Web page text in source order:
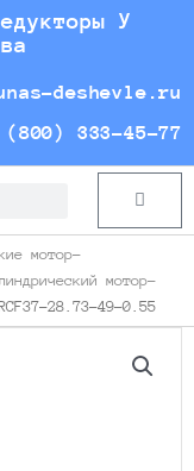
У
deshevle.ru
(800) 333-45-77
Cart
мотор-
мотор-
28.73-49-0.55